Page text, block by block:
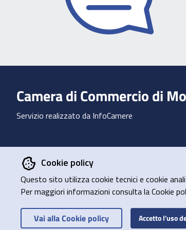
Camera di Commercio di
Servizio realizzato da InfoCamere
Cookie policy
Questo sito utilizza cookie tecnici e cookie
Per maggiori informazioni consulta la Cookie
Vai alla Cookie policy Accetto l'uso